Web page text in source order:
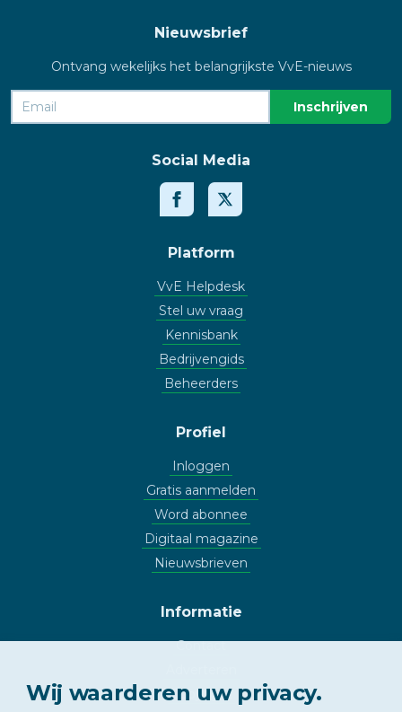
Nieuwsbrief
Ontvang wekelijks het belangrijkste VvE-nieuws
Social Media
Platform
VvE Helpdesk
Stel uw vraag
Kennisbank
Bedrijvengids
Beheerders
Profiel
Inloggen
Gratis aanmelden
Word abonnee
Digitaal magazine
Nieuwsbrieven
Informatie
Contact
Copyright
Wij waarderen uw privacy.